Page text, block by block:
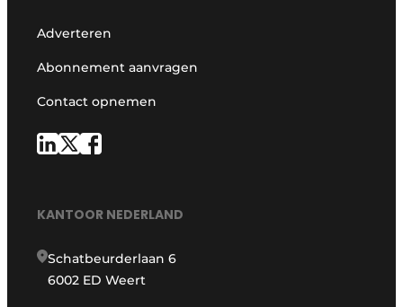
Adverteren
Abonnement aanvragen
Contact opnemen
KANTOOR NEDERLAND
Schatbeurderlaan 6
6002 ED Weert